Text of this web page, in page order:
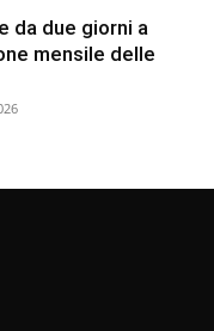
da due giorni a
mensile delle